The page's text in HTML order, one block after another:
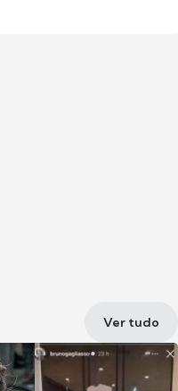
Ver tudo